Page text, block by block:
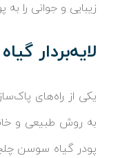
زیبایی و جوانی را
لایه‌بردار
یکی از راه‌های
به روش طبیعی و
پودر گیاه سوسن